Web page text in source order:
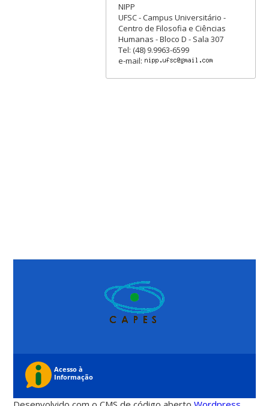
NIPP
UFSC - Campus Universitário -
Centro de Filosofia e Ciências
Humanas - Bloco D - Sala 307
Tel: (48) 9.9963-6599
e-mail: